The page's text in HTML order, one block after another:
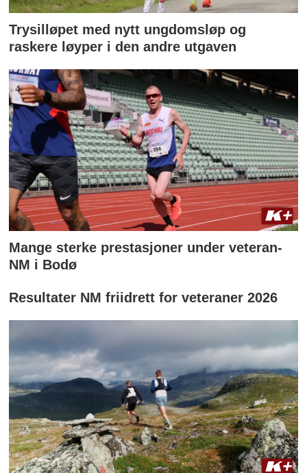
Trysilløpet med nytt ungdomsløp og
raskere løyper i den andre utgaven
Mange sterke prestasjoner under veteran-
NM i Bodø
Resultater NM friidrett for veteraner 2026